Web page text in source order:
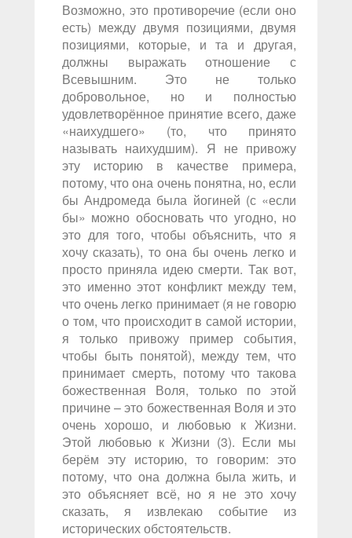
Возможно, это противоречие (если оно
есть) между двумя позициями, двумя
позициями, которые, и та и другая,
должны выражать отношение с
Всевышним. Это не только
добровольное, но и полностью
удовлетворённое принятие всего, даже
«наихудшего» (то, что принято
называть наихудшим). Я не привожу
эту историю в качестве примера,
потому, что она очень понятна, но, если
бы Андромеда была йогиней (с «если
бы» можно обосновать что угодно, но
это для того, чтобы объяснить, что я
хочу сказать), то она бы очень легко и
просто приняла идею смерти. Так вот,
это именно этот конфликт между тем,
что очень легко принимает (я не говорю
о том, что происходит в самой истории,
я только привожу пример события,
чтобы быть понятой), между тем, что
принимает смерть, потому что такова
божественная Воля, только по этой
причине – это божественная Воля и это
очень хорошо, и любовью к Жизни.
Этой любовью к Жизни (3). Если мы
берём эту историю, то говорим: это
потому, что она должна была жить, и
это объясняет всё, но я не это хочу
сказать, я извлекаю событие из
исторических обстоятельств.